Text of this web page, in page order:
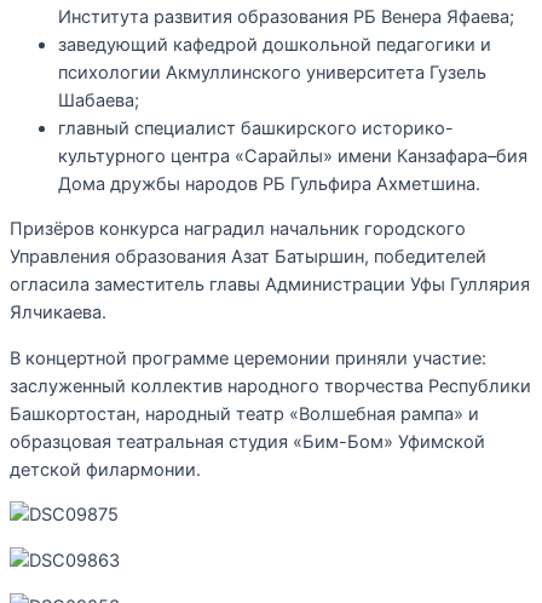
Института развития образования РБ Венера Яфаева;
заведующий кафедрой дошкольной педагогики и
психологии Акмуллинского университета Гузель
Шабаева;
главный специалист башкирского историко-
культурного центра «Сарайлы» имени Канзафара–бия
Дома дружбы народов РБ Гульфира Ахметшина.
Призёров конкурса наградил начальник городского
Управления образования Азат Батыршин, победителей
огласила заместитель главы Администрации Уфы Гуллярия
Ялчикаева.
В концертной программе церемонии приняли участие:
заслуженный коллектив народного творчества Республики
Башкортостан, народный театр «Волшебная рампа» и
образцовая театральная студия «Бим-Бом» Уфимской
детской филармонии.